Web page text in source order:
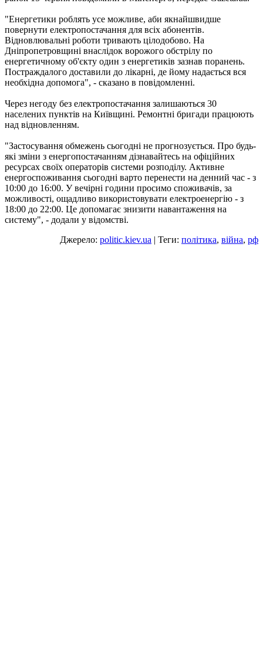
"Енергетики роблять усе можливе, аби якнайшвидше
повернути електропостачання для всіх абонентів.
Відновлювальні роботи тривають цілодобово. На
Дніпропетровщині внаслідок ворожого обстрілу по
енергетичному об'єкту один з енергетиків зазнав поранень.
Постраждалого доставили до лікарні, де йому надається вся
необхідна допомога", - сказано в повідомленні.
Через негоду без електропостачання залишаються 30
населених пунктів на Київщині. Ремонтні бригади працюють
над відновленням.
"Застосування обмежень сьогодні не прогнозується. Про будь-
які зміни з енергопостачанням дізнавайтесь на офіційних
ресурсах своїх операторів системи розподілу. Активне
енергоспоживання сьогодні варто перенести на денний час - з
10:00 до 16:00. У вечірні години просимо споживачів, за
можливості, ощадливо використовувати електроенергію - з
18:00 до 22:00. Це допомагає знизити навантаження на
систему", - додали у відомстві.
Джерело: politic.kiev.ua | Теги: політика, війна, рф